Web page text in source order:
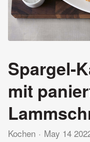
Spargel-
mit
Kochen May 14